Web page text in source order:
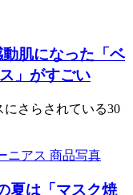
肌になった「ベ
」がすごい
にさらされている30
夏は「マスク焼